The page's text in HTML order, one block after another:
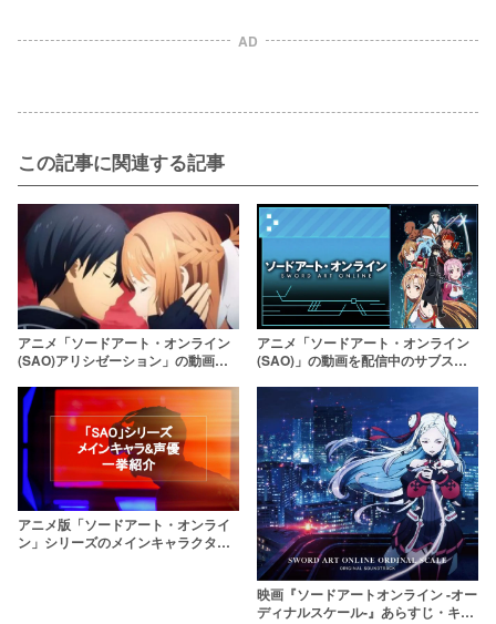
AD
この記事に関連する記事
アニメ「ソードアート・オンライン
(SAO)アリシゼーション」の動画を
話〜最新話まで】
アニメ「ソードアート・オンライン
(SAO)」の動画を配信中のサブスク
アニメ版「ソードアート・オンライ
ン」シリーズのメインキャラクター
映画『ソードアートオンライン -オー
ディナルスケール-』あらすじ・キャ